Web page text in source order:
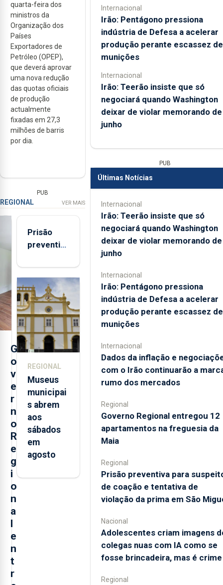
quarta-feira dos
ministros da
Organização dos
Países
Exportadores de
Petróleo (OPEP),
que deverá aprovar
uma nova redução
das quotas oficiais
de produção
actualmente
fixadas em 27,3
milhões de barris
por dia.
PUB
REGIONAL VER MAIS
G
o
v
e
r
n
o
R
e
g
i
o
n
a
l
e
n
t
r
Prisão
preventiva
suspeito
de coação
e
tentativa
de
violação
da prima
Miguel
REGIONAL
Museus
municipai
s abrem
aos
sábados
em
agosto
Internacional
Irão: Pentágono pressiona
indústria de Defesa a acelerar
produção perante escassez de
munições
Internacional
Irão: Teerão insiste que só
negociará quando Washington
deixar de violar memorando de
junho
PUB
Últimas Notícias
Internacional
Irão: Teerão insiste que só
negociará quando Washington
deixar de violar memorando de
junho
Internacional
Irão: Pentágono pressiona
indústria de Defesa a acelerar
produção perante escassez de
munições
Internacional
Dados da inflação e
com o Irão continuarão a
rumo dos mercados
Regional
Governo Regional entregou 12
apartamentos na freguesia da
Maia
Regional
Prisão preventiva para
de coação e tentativa de
violação da prima em São
Nacional
Adolescentes criam imagens
colegas nuas com IA como se
fosse brincadeira, mas é crime
Regional